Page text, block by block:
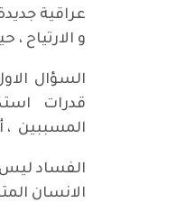
عراقية
و الارتياح
السؤال
قدرات
المسببين
الفساد ليس
الانسان